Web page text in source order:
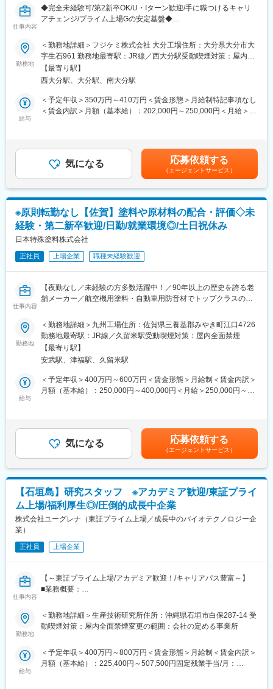
■企業の特徴
しています。
日本初の水系塗料を開発するなど環境対応にも取り組んでいま
す。
年間休日125日、土日祝休みのほか、住宅手当や家族手当、退職
せる環境です。
◆日用品関連：包装用各種フィルム、製靴用原料、化粧品原料。
食品や化粧品等一般消費者向け商品の包装用フィルム及びその加
◆土木関連：セメントモルタル/コンクリート改良用添加剤、アス
ファルト改質用添加剤、土壌改良用添加剤。多様化するニーズ(高
強度、高耐久、環境改善など)に対応した豊富な製品群の販売。
・約3か月～半年程度を目安に独り立ちを目指していただきます。
・入社後はOJT中心ですが、各種研修も整備されております。
九州営業所（久留米）全体で７名在籍。
■評価制度
・評価は「業績評価」と「人事評価」の2軸で実施しています。
・売上数字だけでなく営業活動のプロセスも評価。
■キャリアパス
・将来的にはマネジメントポジションへのキャリアアップも期待
されています。
■魅力
・東証スタンダード上場企業の安定基盤
・化学業界の経験を活かせる
変更の範囲：会社の定める業務
仕事内容
◆完全未経験可/第2新卒OK/U・Iターン歓迎/手に職つけるキャリ
アチェンジ/プライム上場Gの安定基盤◆
■POINT
<長期就業◎の安定経営>生成AIや半導体生産に必要な「研磨材」
で世界トップシェアを誇り、2022年に国内最上位のプライム市場
へ上場しています。
<手に職つけて活躍>マンツーマンで学びながら技術習得だけでな
く、現場リーダーへの昇格や昇給を目指ることも出来、長期的な
キャリアアップが可能です。
◆出向先：富士紡ホールディングス 100%子会社で入社後、すぐ
プラスチック製品の製造・販売。
不織布、繊維原料、プラスチックフィルムの仕入・販売。
自動車、タイヤ、電気器具、各種機械の輸出入および三国間貿
易。
◆職務内容
◇まずお任せしたい
先輩社員からマンツーマンで一連の製造工程（機械操作）を学ん
でいただき、医療用製品の部品（注射器のプラスチック部分）や
いただけます。
◇将来的にお任せしたい
販売接客業や自衛隊など異業界から未経験でご入社いただいた方
めるリーダーとしてキャリアアップをしながら中長期的に腰を据
えて就業いただけます。
ンウィーク、夏季休暇、年末年始休暇もあるため、プライベート
とのバランスを取りやすい環境です。
◆同社の強み
スマートフォン向け液晶ガラスや半導体業界向けに、ITデバイス
を超精密に磨く同社の研磨材において、国内だけでなく北米・欧
州・中国・台湾・東南アジアなど、グローバルな市場に展開し、
高い評価を受けており、ソフトパッド領域では業界８割以上のシ
勤務地
＜勤務地詳細＞フジケミ株式会社 大分工場住所：大分県大分市大
字生石961 勤務地最寄駅：JR線／西大分駅受動喫煙対策：屋内全
面禁煙変更の範囲：会社の定める事業所
【最寄り駅】
西大分駅、大分駅、南大分駅
給与
＜予定年収＞350万円～410万円＜賃金形態＞月給制特記事項なし
＜賃金内訳＞月額（基本給）：202,000円～250,000円＜月給＞
気になる 応募依頼する
（エージェントサービス）
※原則転勤なし【佐賀】塗料や原材料の配合・評価◇未
経験・第二新卒歓迎/日勤/就業環境◎/土日祝休み
日本特殊塗料株式会社
正社員 上場企業 職種未経験歓迎
仕事内容
【夜勤なし／未経験の方多数活躍中！／90年以上の歴史を誇る老
舗メーカー／航空機用塗料・自動車用防音材でトップクラスの技
◆求人の魅力：
・90年以上の歴史を誇る老舗メーカーの安定基盤
・日本国内にある全ての自動車メーカーと取引！
・就業時間が7時間20分ながら日勤のみの勤務で月残業10h~20h
／年間休日122日／時差出勤可／有給取得率高水準等とメリハリ
をつけて就業が叶う環境です。
・住宅手当、家族手当など福利厚生も充実！
・社会保険の金額を一部負担(社会保険料の負担割合が、会社60:
従業員40になっておりますので、実際の手取りが多くなっており
◆職務内容：
工場で生産している製品のコスト最適化検討と、お客様の要望に
応じた製品改良検討が主な業務です。
・原材料の配合や評価
・既存塗料の製品改良
・コスト削減のための検討
※2~3テーマを並行して担当し、1か月から半年かけて進めます。
◆組織構成：
◆就業環境
・出張頻度：月に1回あるかないか
・転勤可能性：ローテーションの可能性ありますが、ご自身で転
勤務地
＜勤務地詳細＞九州工場住所：佐賀県三養基郡みやき町江口4726
勤務地最寄駅：JR線／久留米駅受動喫煙対策：屋内全面禁煙
【最寄り駅】
安武駅、津福駅、久留米駅
給与
＜予定年収＞400万円～600万円＜賃金形態＞月給制＜賃金内訳＞
月額（基本給）：250,000円～400,000円＜月給＞250,000円～
する可能性があります。月給(月額)は固定手当を含めた表記です。
気になる 応募依頼する
（エージェントサービス）
【石垣島】研究スタッフ ※アカデミア歓迎/東証プライ
ム上場/福利厚生◎/圧倒的成長中企業
株式会社ユーグレナ（東証プライム上場／成長中のバイオテクノロジー企
業）
正社員 上場企業
仕事内容
【～東証プライム上場/アカデミア歓迎！/キャリアパス豊富～】
■業務概要：
分・パラミロン等）の機能性研究を担う研究スタッフとしてチー
ムを牽引頂ける方を募集します。
・微細藻類の培養や加工にかかる研究開発
・品質保証や工程改善にかかる研究開発
勤務地
＜勤務地詳細＞生産技術研究所住所：沖縄県石垣市白保287-14 受
動喫煙対策：屋内全面禁煙変更の範囲：会社の定める事業所
給与
＜予定年収＞400万円～800万円＜賃金形態＞月給制＜賃金内訳＞
月額（基本給）：225,400円～507,500円固定残業手当/月：